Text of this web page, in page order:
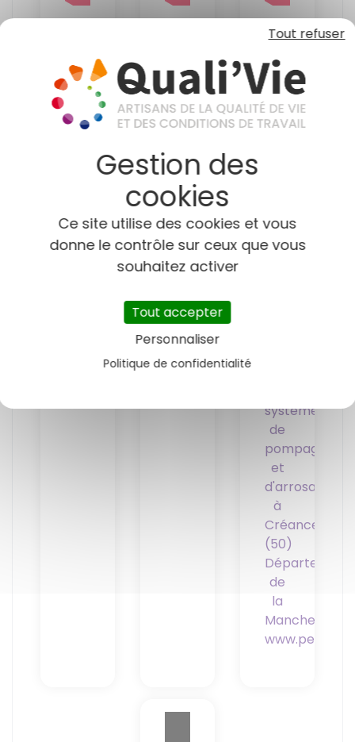
Val
de
Loire
🏆
Quali'Vie
1er
Lauréat
régional
Entreprise
France
🏆
Trophée
2025
—
1er
Lauréat
régional
—
L'Équilibre
pâtisserie
boulangerie
🏆
Trophée
Quali'Vie
2025
Entreprise
systèmes
de
pompages
et
d'arrosage
à
Créances
(50)
Département
de
la
Manche
Ce site utilise des cookies et vous
donne le contrôle sur ceux que vous
souhaitez activer
Tout accepter
Tout refuser
Personnaliser
Politique de confidentialité